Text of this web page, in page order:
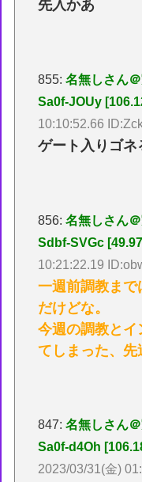
先入かあ
855:名無しさん
Sa0f-JOUy
10:10:52.66
ゲート入りゴ
856:名無しさん
Sdbf-SVGc
10:21:22.19
一週前調教ま
だけどな。
今週の調教とイ
てしまった、先
847:名無しさん
Sa0f-d4Oh
2023/03/31(金)